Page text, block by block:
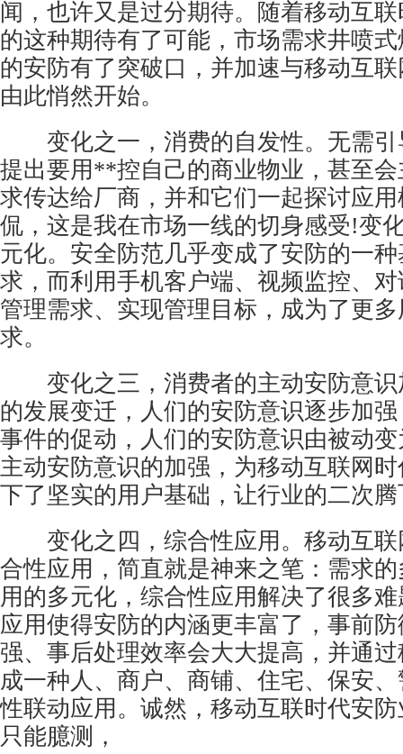
闻，也许又是过分期待。随着移动互
的这种期待有了可能，市场需求井喷
的安防有了突破口，并加速与移动互
由此悄然开始。
变化之一，消费的自发性。无需引
提出要用**控自己的商业物业，甚至
求传达给厂商，并和它们一起探讨应
侃，这是我在市场一线的切身感受!变
元化。安全防范几乎变成了安防的一
求，而利用手机客户端、 视频监控、
管理需求、实现管理目标，成为了更
求。
变化之三，消费者的主动安防意识
的发展变迁，人们的安防意识逐步加
事件的促动，人们的安防意识由被动
主动安防意识的加强，为移动互联网
下了坚实的用户基础，让行业的二次
变化之四，综合性应用。移动互联
合性应用，简直就是神来之笔：需求
用的多元化，综合性应用解决了很多
应用使得安防的内涵更丰富了，事前
强、事后处理效率会大大提高，并通
成一种人、商户、商铺、住宅、保安
性联动应用。诚然，移动互联时代安
只能臆测，